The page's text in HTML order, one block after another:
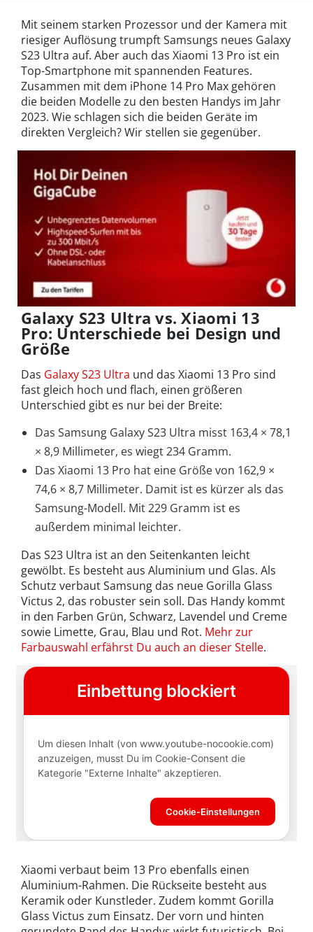
Mit seinem starken Prozessor und der Kamera mit
riesiger Auflösung trumpft Samsungs neues Galaxy
S23 Ultra auf. Aber auch das Xiaomi 13 Pro ist ein
Top-Smartphone mit spannenden Features.
Zusammen mit dem iPhone 14 Pro Max gehören
die beiden Modelle zu den besten Handys im Jahr
2023. Wie schlagen sich die beiden Geräte im
direkten Vergleich? Wir stellen sie gegenüber.
Galaxy S23 Ultra vs. Xiaomi 13
Pro: Unterschiede bei Design und
Größe
Das Galaxy S23 Ultra und das Xiaomi 13 Pro sind
fast gleich hoch und flach, einen größeren
Unterschied gibt es nur bei der Breite:
Das Samsung Galaxy S23 Ultra misst 163,4 × 78,1
× 8,9 Millimeter, es wiegt 234 Gramm.
Das Xiaomi 13 Pro hat eine Größe von 162,9 ×
74,6 × 8,7 Millimeter. Damit ist es kürzer als das
Samsung-Modell. Mit 229 Gramm ist es
außerdem minimal leichter.
Das S23 Ultra ist an den Seitenkanten leicht
gewölbt. Es besteht aus Aluminium und Glas. Als
Schutz verbaut Samsung das neue Gorilla Glass
Victus 2, das robuster sein soll. Das Handy kommt
in den Farben Grün, Schwarz, Lavendel und Creme
sowie Limette, Grau, Blau und Rot. Mehr zur
Farbauswahl erfährst Du auch an dieser Stelle.
Xiaomi verbaut beim 13 Pro ebenfalls einen
Aluminium-Rahmen. Die Rückseite besteht aus
Keramik oder Kunstleder. Zudem kommt Gorilla
Glass Victus zum Einsatz. Der vorn und hinten